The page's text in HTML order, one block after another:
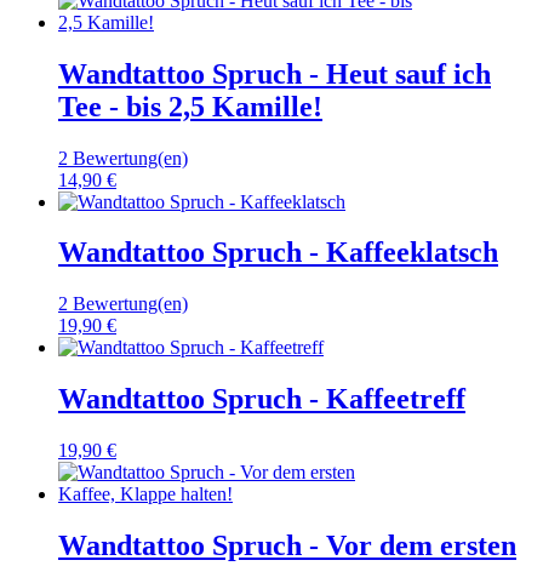
Wandtattoo Spruch - Heut sauf ich
Tee - bis 2,5 Kamille!
2 Bewertung(en)
14,90 €
Wandtattoo Spruch - Kaffeeklatsch
2 Bewertung(en)
19,90 €
Wandtattoo Spruch - Kaffeetreff
19,90 €
Wandtattoo Spruch - Vor dem ersten